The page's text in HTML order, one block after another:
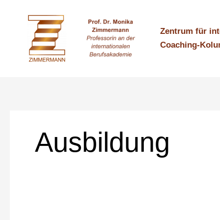
Zentrum für
Coaching-
Ausbildung